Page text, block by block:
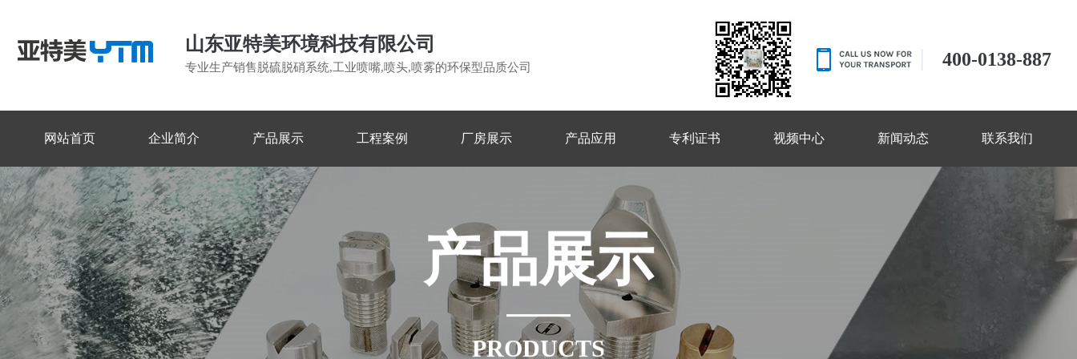
山东亚特美环境科技有限公司
专业生产销售脱硫脱硝系统,工业喷嘴,喷头,喷雾的环保型品质公司 400-0138-887
网站首页 企业简介 产品展示 工程案例 厂房展示 产品应用 专利证书 视频中心 新闻动态 联系我们
产品展示
PRODUCTS